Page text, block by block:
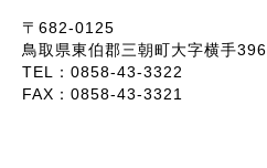
〒682-0125
鳥取県東伯郡三朝町大字横手396
TEL：0858-43-3322
FAX：0858-43-3321